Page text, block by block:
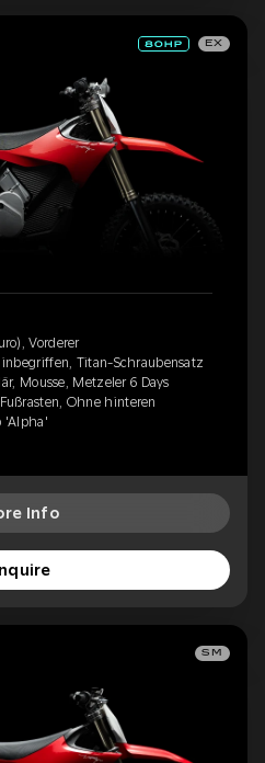
EX
Vorderer
Titan-Schraubensatz
Mousse, Metzeler 6 Days
Ohne hinteren
'Alpha'
Info
SM